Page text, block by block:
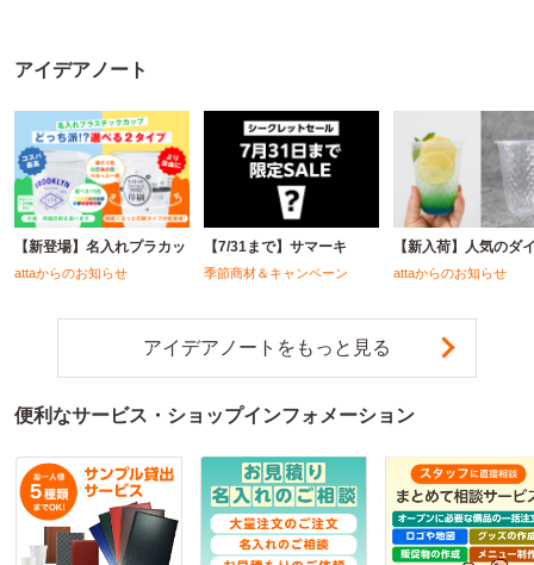
アイデアノート
【新登場】名入れプラカッ
attaからのお知らせ
【7/31まで】サマーキ
季節商材＆キャンペーン
【新入荷】人気のダ
attaからのお知らせ
アイデアノートをもっと見る
便利なサービス・ショップインフォメーション